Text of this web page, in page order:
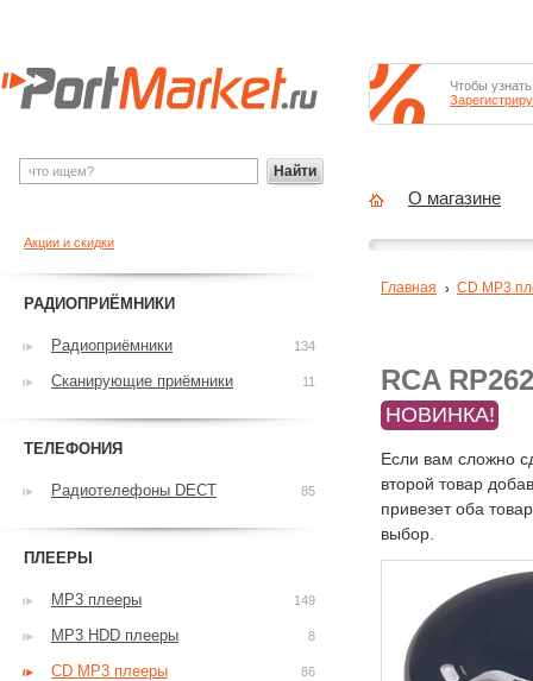
RCA
НОВИНКА!
Если вам сложно
второй товар
привезет оба
выбор.
Главная CD MP3
Акции и скидки
РАДИОПРИЁМНИКИ
Радиоприёмники 134
Сканирующие приёмники 11
ТЕЛЕФОНИЯ
Радиотелефоны DECT 85
ПЛЕЕРЫ
MP3 плееры 149
MP3 HDD плееры 8
CD MP3 плееры 86
Найти
Чтобы
О магазине